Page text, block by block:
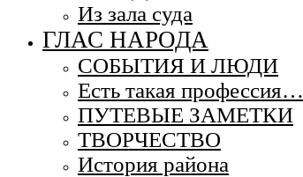
Из зала суда
ГЛАС НАРОДА
СОБЫТИЯ И ЛЮДИ
Есть такая профессия…
ПУТЕВЫЕ ЗАМЕТКИ
ТВОРЧЕСТВО
История района